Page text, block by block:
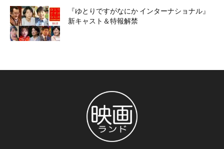
『ゆとりですがなにか インターナショナル』
新キャスト＆特報解禁